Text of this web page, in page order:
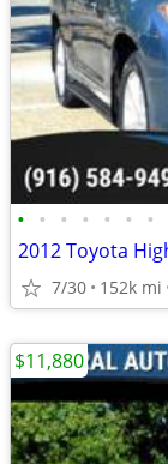
• • • • • • •
7/30 152k mi
$11,880